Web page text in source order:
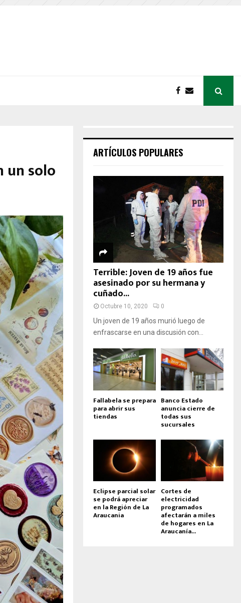
un solo
ARTÍCULOS POPULARES
Terrible: Joven de 19 años fue
asesinado por su hermana y
cuñado...
Octubre 10, 2020 0
Un joven de 19 años murió luego de
enfrascarse en una discusión con...
Fallabela se prepara
para abrir sus
tiendas
Banco Estado
anuncia cierre de
todas sus
sucursales
Eclipse parcial solar
se podrá apreciar
en la Región de La
Araucania
Cortes de
electricidad
programados
afectarán a miles
de hogares en La
Araucanía...